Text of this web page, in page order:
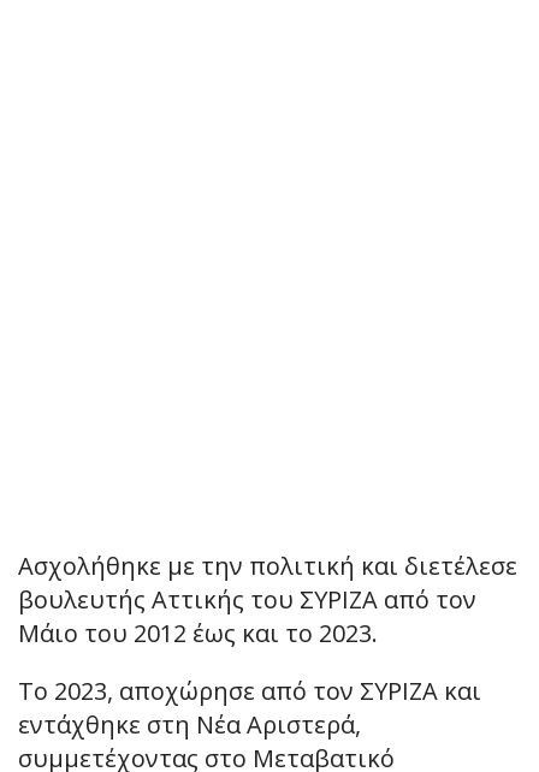
Ασχολήθηκε με την πολιτική και διετέλεσε
βουλευτής Αττικής του ΣΥΡΙΖΑ από τον
Μάιο του 2012 έως και το 2023.
Το 2023, αποχώρησε από τον ΣΥΡΙΖΑ και
εντάχθηκε στη Νέα Αριστερά,
συμμετέχοντας στο Μεταβατικό